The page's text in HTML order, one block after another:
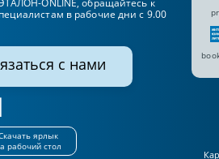
в рабочие дни с 9.00
с нами
ярлык
рабочий стол